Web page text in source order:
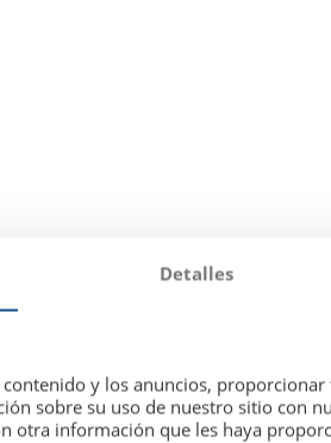
Detalles
y los anuncios,
sobre su uso de nuestro sitio con
otra información que les haya